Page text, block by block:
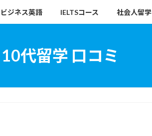
ビジネス英語 IELTSコース 社会人留学
10代留学 口コミ